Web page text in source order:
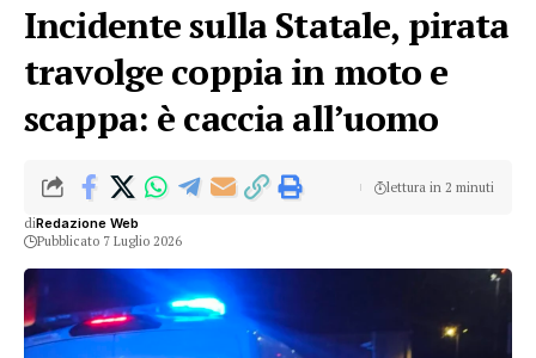
Incidente sulla Statale, pirata
travolge coppia in moto e
scappa: è caccia all’uomo
diRedazione Web
Pubblicato 7 Luglio 2026
lettura in 2 minuti